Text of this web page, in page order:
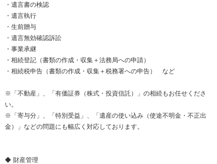
・遺言書の検認
・遺言執行
・生前贈与
・遺言無効確認訴訟
・事業承継
・相続登記（書類の作成・収集＋法務局への申請）
・相続税申告（書類の作成・収集＋税務署への申告） など
※「不動産」、「有価証券（株式・投資信託）」の相続もお任せくださ
い。
※「寄与分」、「特別受益」、「遺産の使い込み（使途不明金・不正出
金）」などの問題にも幅広く対応しております。
◆ 財産管理